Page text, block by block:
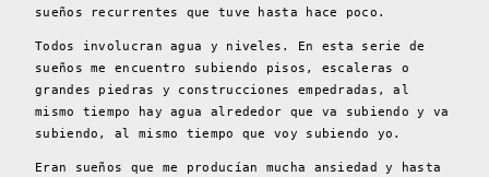
sueños recurrentes que tuve hasta hace poco.
Todos involucran agua y niveles. En esta serie de
sueños me encuentro subiendo pisos, escaleras o
grandes piedras y construcciones empedradas, al
mismo tiempo hay agua alrededor que va subiendo y va
subiendo, al mismo tiempo que voy subiendo yo.
Eran sueños que me producían mucha ansiedad y hasta